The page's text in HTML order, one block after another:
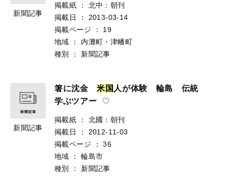
新聞記事
掲載紙 ：
北中：朝刊
掲載日
：
2013-03-14
掲載ページ
：
19
地域
：
内灘町・津幡町
種別
： 新聞記事
新聞記事
箸に沈金米 国 人が体験 輪島 伝統
学ぶツアー
掲載紙 ：
北國：朝刊
掲載日
：
2012-11-03
掲載ページ
：
36
地域
：
輪島市
種別
： 新聞記事